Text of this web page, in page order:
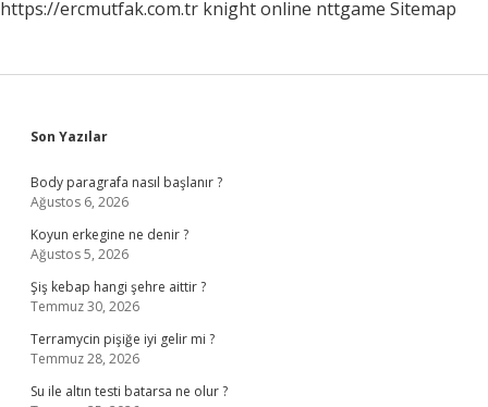
https://ercmutfak.com.tr knight online nttgame Sitemap
Sidebar
Son Yazılar
Body paragrafa nasıl başlanır ?
Ağustos 6, 2026
Koyun erkegine ne denir ?
Ağustos 5, 2026
Şiş kebap hangi şehre aittir ?
Temmuz 30, 2026
Terramycin pişiğe iyi gelir mi ?
Temmuz 28, 2026
Su ile altın testi batarsa ne olur ?